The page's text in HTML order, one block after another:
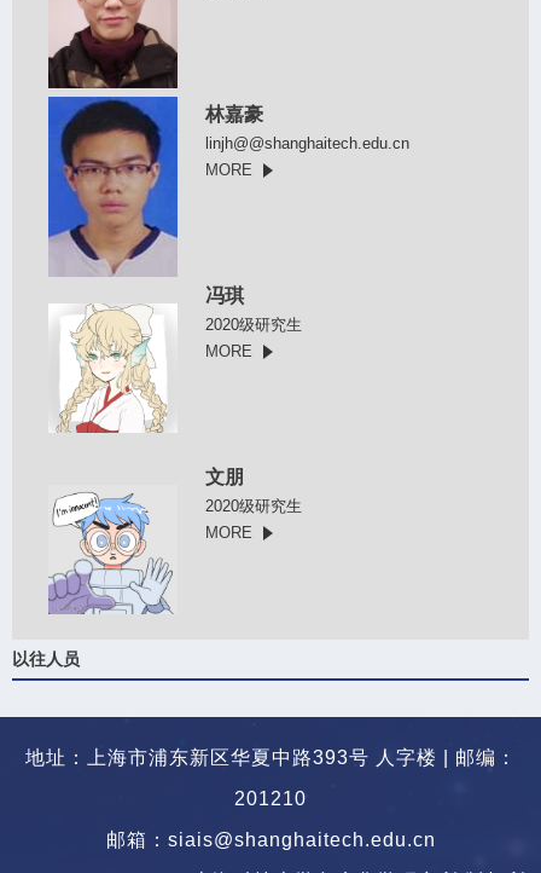
林嘉豪
linjh@@shanghaitech.edu.cn
MORE
冯琪
2020级研究生
MORE
文朋
2020级研究生
MORE
以往人员
地址：上海市浦东新区华夏中路393号 人字楼 | 邮编：
201210
邮箱：siais@shanghaitech.edu.cn